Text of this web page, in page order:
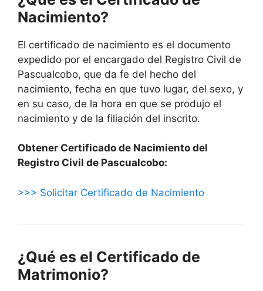
Nacimiento?
El certificado de nacimiento es el documento
expedido por el encargado del Registro Civil de
Pascualcobo, que da fe del hecho del
nacimiento, fecha en que tuvo lugar, del sexo, y
en su caso, de la hora en que se produjo el
nacimiento y de la filiación del inscrito.
Obtener Certificado de Nacimiento del
Registro Civil de Pascualcobo:
>>> Solicitar Certificado de Nacimiento
¿Qué es el Certificado de
Matrimonio?